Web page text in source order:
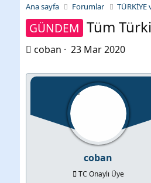
Ana sayfa Forumlar TÜRKİYE
GÜNDEM Tüm
K
n
u
coban
B
ş
l
a
n
ç
23 Mar 2020
coban
TC Onaylı Üye